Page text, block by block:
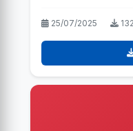
25/07/2025